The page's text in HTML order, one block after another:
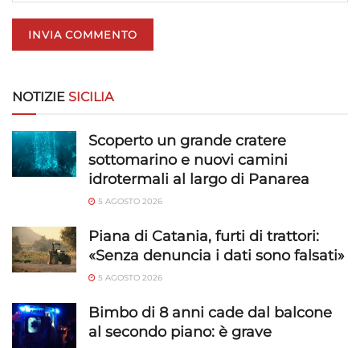
NOTIZIE SICILIA
Scoperto un grande cratere
sottomarino e nuovi camini
idrotermali al largo di Panarea
5 AGOSTO 2026
Piana di Catania, furti di trattori:
«Senza denuncia i dati sono falsati»
5 AGOSTO 2026
Bimbo di 8 anni cade dal balcone
al secondo piano: è grave